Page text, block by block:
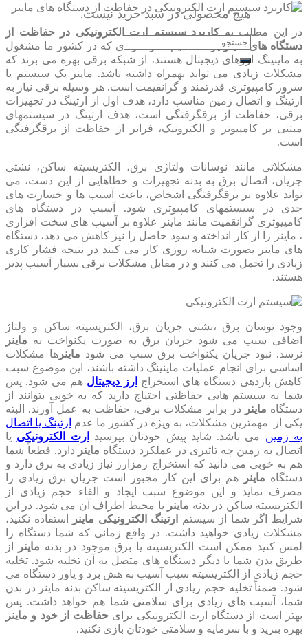
هیچ محصولی در سبد خرید نیست.
جستجو
برای:
در این مطلب بهکاربرد سیستم ارت الکترونیکی در حفاظت از
دستگاه های ماینرپرداخته ایم.اکثر افرادی که در کشور ما مشغول
به ماینینگ ارزهای دیجیتال هستند، از شبکه برقی بهره می برند که
مشکلات زیادی می تواند بهمراه داشته باشد. ماینر یک سیستم یا
سرور کامپیوتری قدرتمند و گرانقیمت است. هر وسیله برقی نیاز به
ارتینگ و اتصال زمین مناسب دارد، هدف اول از ارتینگ در تجهیزات
برقی، حفاظت از برقگرفتگی است، هدف ارتینگ در سیستمهای
مبتنی بر کامپیوتر و الکترونیک، فراتر از حفاظت از برقگرفتگی
است.
مشکلاتی مانند نوسانات ولتاژی برق، الکتریسیته ساکن، نشتی
جریان، اتصال برق به بدنه تجهیزات و خطاهایی از این دست، می
تواند علاوه بر برقگرفتگی اشخاص، باعث آسیب ها و خسارت های
جدی در سیستمهای کامپیوتری شود. آسیب در دستگاه های
کامپیوتری گرانقمیت مانند ماینر علاوه بر آسیب های سخت افزاری
، ماینر را از کار انداخته و سود حاصل را نیز کاهش می دهد، دستگاه
های ماینر بصورت شبانه روزی کار می کنند در نتیجه فشار کاری
زیادی را تحمل می کنند و در مقابل مشکلات برقی بسیار آسیب پذیر
هستند.
وجود نوسان برق ،نشتی جریان برق، الکتریسیته ساکن و ولتاژ
اضافی سبب می شود جریان برق به صورت یکنواخت به ماینر
نرسد. نبود جریان یکنواخت برق سبب می شود ماینر ها مشکلات
اساسی برای انجام عملیات ماینینگ داشته باشند، این موضوع سبب
کاهش بازدهی دستگاه های استخراج
ارز دیجیتال هم می شود. پس
شما به سیستم هایی حفاظتی احتیاج دارید که به خوبی بتوانند از
دستگاه‌ ماینر
در برابر مشکلات برقی، حفاظت به عمل آورند. البته
یکی از مهمترین مشکلات، به ویژه در کشور ما عدم
ارتینگ یا اتصال
به زمین می باشد. شاید پیش خودتان بپرسید ارت الکترونیکی یا
اتصال به زمین چه تاثیری در عملکرد دستگاه ماینر دارد. قطعاً شما
هم به خوبی می دانید که استخراج رمزارز نیاز زیادی به برق دارد و
دستگاه ماینر
هم برای این کار مجبور است جریان برق زیادی را
مصرف نماید و این موضوع سبب ایجاد و القاء حجم زیادی از
الکتریسیته ساکن در بدنه ماینر یا محیط اطراف آن می شود. در این
شرایط اگر شما از سیستم
ارتینگ الکترونیکی ماینر
استفاده نکنید،
مشکلات زیادی خواهید داشت. در واقع زمانی که شما دستگاه را
لمس کنید ممکن است الکتریسیته یا برق موجود در بدنه ماینر
از
طریق بدن شما یا دیگر دستگاه ‌های متصل به آن تخلیه شود. تخلیه
حجم زیادی از الکتریسیته سبب آسیب به هش برد و پاور دستگاه می
شود. ضمناً تخلیه حجم زیادی از الکتریسیته ساکن بدنه ماینر در بدن
شما، آسیب های زیادی برای سلامتی شما هم خواهد داشت. پس
بهتر است از دستگاه ارت الکترونیکی برای حفاظت از خود و ماینر
بهره ببرید و با سرمایه و سلامتی خودتان بازی نکنید.